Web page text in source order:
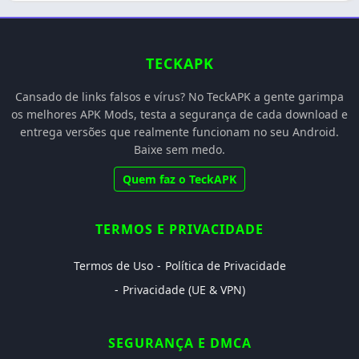
TECKAPK
Cansado de links falsos e vírus? No TeckAPK a gente garimpa
os melhores APK Mods, testa a segurança de cada download e
entrega versões que realmente funcionam no seu Android.
Baixe sem medo.
Quem faz o TeckAPK
TERMOS E PRIVACIDADE
Termos de Uso
Política de Privacidade
Privacidade (UE & VPN)
SEGURANÇA E DMCA